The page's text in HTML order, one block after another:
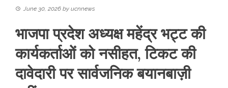
June 30, 2026 by ucnnews
भाजपा प्रदेश अध्यक्ष महेंद्र भट्ट की
कार्यकर्ताओं को नसीहत, टिकट की
दावेदारी पर सार्वजनिक बयानबाज़ी